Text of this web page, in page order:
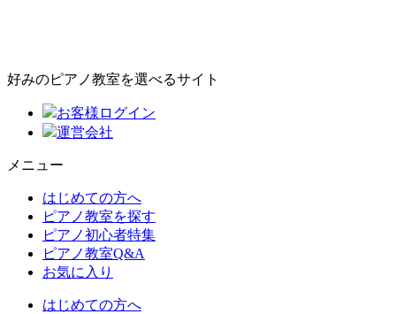
好みのピアノ教室を選べるサイト
お客様ログイン
運営会社
メニュー
はじめての方へ
ピアノ教室を探す
ピアノ初心者特集
ピアノ教室Q&A
お気に入り
はじめての方へ